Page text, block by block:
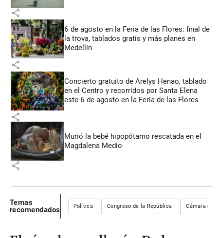
share
6 de agosto en la Feria de las Flores: final de
la trova, tablados gratis y más planes en
Medellín
share
Concierto gratuito de Arelys Henao, tablado
en el Centro y recorridos por Santa Elena
este 6 de agosto en la Feria de las Flores
share
Murió la bebé hipopótamo rescatada en el
Magdalena Medio
share
Temas
recomendados
Política Congreso de la República Cámara de